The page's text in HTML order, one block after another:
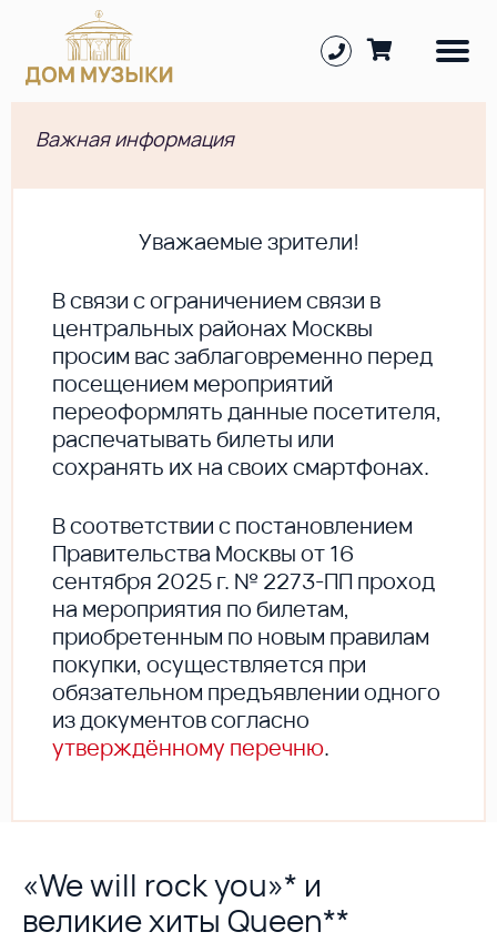
Важная информация
Уважаемые зрители!
В cвязи с ограничением связи в
центральных районах Москвы
просим вас заблаговременно перед
посещением мероприятий
переоформлять данные посетителя,
распечатывать билеты или
сохранять их на своих смартфонах.
В соответствии с постановлением
Правительства Москвы от 16
сентября 2025 г. № 2273-ПП проход
на мероприятия по билетам,
приобретенным по новым правилам
покупки, осуществляется при
обязательном предъявлении одного
из документов согласно
утверждённому перечню.
«We will rock you»* и
великие хиты Queen**